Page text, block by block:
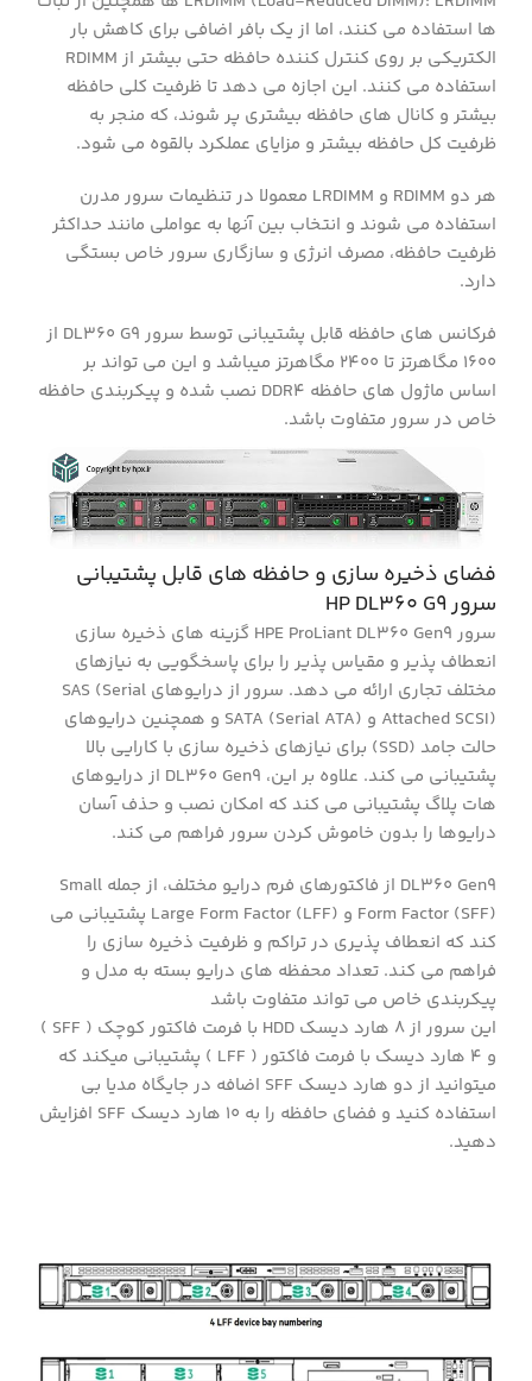
ها استفاده می کنند، اما از یک بافر اضافی برای کاهش بار
الکتریکی بر روی کنترل کننده حافظه حتی بیشتر از RDIMM
استفاده می کنند. این اجازه می دهد تا ظرفیت کلی حافظه
بیشتر و کانال های حافظه بیشتری پر شوند، که منجر به
ظرفیت کل حافظه بیشتر و مزایای عملکرد بالقوه می شود.
هر دو RDIMM و LRDIMM معمولا در تنظیمات سرور مدرن
استفاده می شوند و انتخاب بین آنها به عواملی مانند حداکثر
ظرفیت حافظه، مصرف انرژی و سازگاری سرور خاص بستگی
دارد.
فرکانس های حافظه قابل پشتیبانی توسط سرور DL360 G9 از
1600 مگاهرتز تا 2400 مگاهرتز میباشد و این می تواند بر
اساس ماژول های حافظه DDR4 نصب شده و پیکربندی حافظه
خاص در سرور متفاوت باشد.
فضای ذخیره سازی و حافظه های قابل پشتیبانی
سرور HP DL360 G9
سرور HPE ProLiant DL360 Gen9 گزینه های ذخیره سازی
انعطاف پذیر و مقیاس پذیر را برای پاسخگویی به نیازهای
مختلف تجاری ارائه می دهد. سرور از درایوهای SAS (Serial
Attached SCSI) و SATA (Serial ATA) و همچنین درایوهای
حالت جامد (SSD) برای نیازهای ذخیره سازی با کارایی بالا
پشتیبانی می کند. علاوه بر این، DL360 Gen9 از درایوهای
هات پلاگ پشتیبانی می کند که امکان نصب و حذف آسان
درایوها را بدون خاموش کردن سرور فراهم می کند.
DL360 Gen9 از فاکتورهای فرم درایو مختلف، از جمله Small
Form Factor (SFF) و Large Form Factor (LFF) پشتیبانی می
کند که انعطاف پذیری در تراکم و ظرفیت ذخیره سازی را
فراهم می کند. تعداد محفظه های درایو بسته به مدل و
پیکربندی خاص می تواند متفاوت باشد
این سرور از ۸ هارد دیسک HDD با فرمت فاکتور کوچک ( SFF )
و ۴ هارد دیسک با فرمت فاکتور ( LFF ) پشتیبانی میکند که
میتوانید از دو هارد دیسک SFF اضافه در جایگاه مدیا بی
استفاده کنید و فضای حافظه را به ۱۰ هارد دیسک SFF افزایش
دهید.